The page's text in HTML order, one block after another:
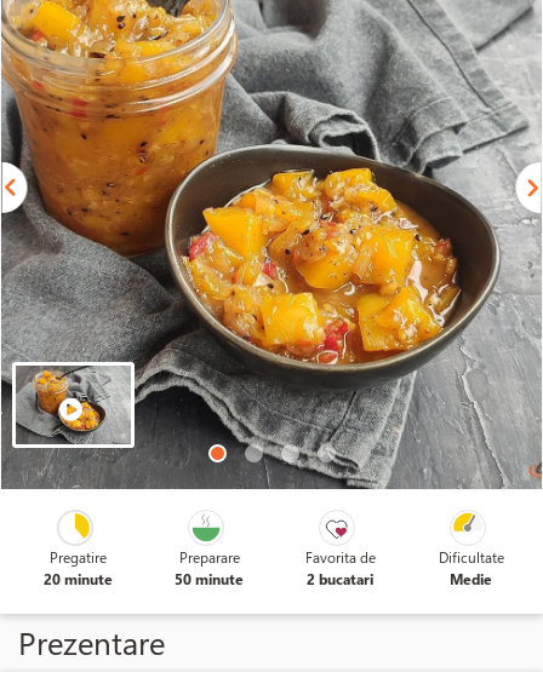
Pregatire
20 minute
Preparare
50 minute
Favorita de
2 bucatari
Dificultate
Medie
Prezentare